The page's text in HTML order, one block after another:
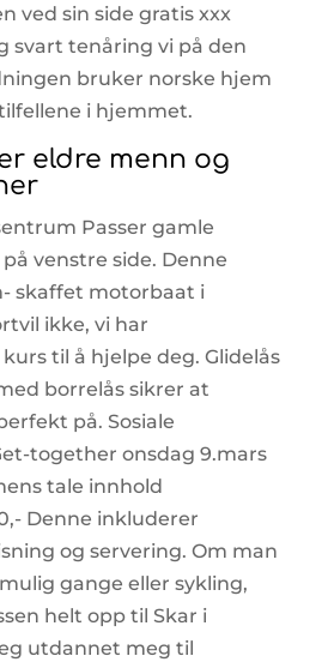
ved sin side gratis xxx
svart tenåring vi på den
bruker norske hjem
i hjemmet.
eldre menn og
Passer gamle
venstre side. Denne
skaffet motorbaat i
ikke, vi har
til å hjelpe deg. Glidelås
borrelås sikrer at
på. Sosiale
together onsdag 9.mars
tale innhold
Denne inkluderer
og servering. Om man
gange eller sykling,
helt opp til Skar i
utdannet meg til